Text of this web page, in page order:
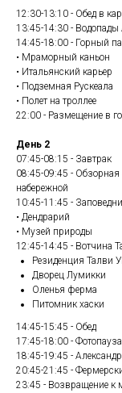
12:30-13:10 - Обед в
13:45-14:30 - Водопады
14:45-18:00 - Горный
• Мраморный каньон
• Итальянский карьер
• Подземная Рускеала
• Полет на троллее
22:00 - Размещение в
День 2
07:45-08:15 - Завтрак
08:45-09:45 - Обзорная
набережной
10:45-11:45 -
• Дендрарий
• Музей природы
12:45-14:45 - Вотчина
Резиденция Талви
Дворец Лумикки
Оленья ферма
Питомник хаски
14:45-15:45 - Обед
17:45-18:00 -
18:45-19:45 -
20:45-21:45 -
23:45 - Возвращение к